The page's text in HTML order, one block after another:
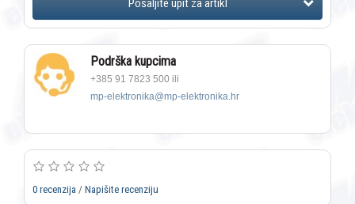
Podrška kupcima
+385 91 7823 500 ili
mp-elektronika@mp-elektronika.hr
0 recenzija / Napišite recenziju